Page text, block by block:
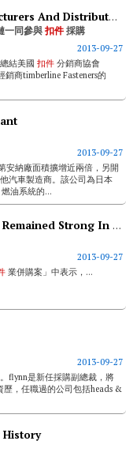
Nfda Panelists: More Than Just Manufacturers And Distributors Need To Be Involved
一同參與扣件採購
2013-09-27
結美國 扣件分銷商協會
商timberline Fasteners的
2013-09-27
安納廠面積擴增近兩倍，另開
汽車製造商。該公司為日本
油系統的...
Hagan: Fastener Company Acquisitions Remained Strong In 2012
2013-09-27
業併購案」中表示，...
2013-09-27
flynn是新任採購副總裁，將
歷，任職過的公司包括heads &
History